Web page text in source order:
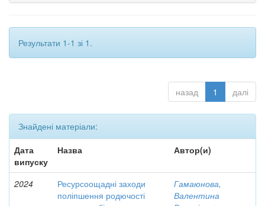
Результати 1-1 зі 1.
назад 1 далі
Знайдені матеріали:
Дата
випуску
Назва Автор(и)
2024
Ресурсоощадні заходи
поліпшення родючості
Гамаюнова,
Валентина